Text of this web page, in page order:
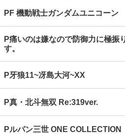
PF 機動戦士ガンダムユニコーン
P痛いのは嫌なので防御力に極振
す。
P牙狼11~冴島大河~XX
P真・北斗無双 Re:319ver.
Pルパン三世 ONE COLLECTION